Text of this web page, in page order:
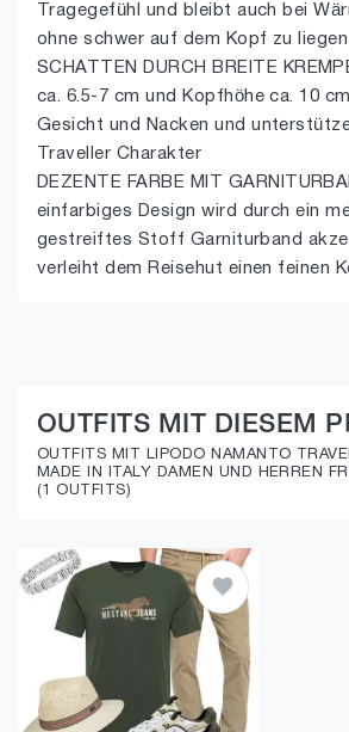
Tragegefühl und bleibt auch bei
ohne schwer auf dem Kopf zu liegen
SCHATTEN DURCH BREITE
ca. 6.5-7 cm und Kopfhöhe ca. 10
Gesicht und Nacken und
Traveller Charakter
DEZENTE FARBE MIT
einfarbiges Design wird durch ein
gestreiftes Stoff Garniturband
verleiht dem Reisehut einen feinen
OUTFITS MIT DIESEM
OUTFITS MIT LIPODO NAMANTO
MADE IN ITALY DAMEN UND HERREN
(1 OUTFITS)